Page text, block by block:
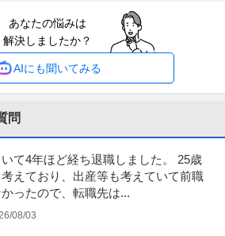
／当直なし／オンコールもなし／週4日か
た医療機関東京都足立区
厚生年金加入
…続きを見る
この条件の求人をもっと見る
あなたの悩みは
解決しましたか？
AIにも聞いてみる
問
て4年ほど経ち退職しました。 25歳
えており、出産等も考えていて前職
ったので、転職先は...
08/03